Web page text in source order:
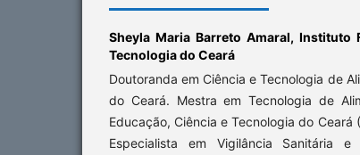
Sheyla Maria Barreto Amaral, Instituto
Tecnologia do Ceará
Doutoranda em Ciência e Tecnologia de
do Ceará. Mestra em Tecnologia de
Educação, Ciência e Tecnologia do Ceará
Especialista em Vigilância Sanitária